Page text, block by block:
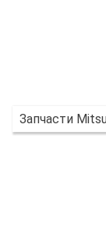
Запчасти